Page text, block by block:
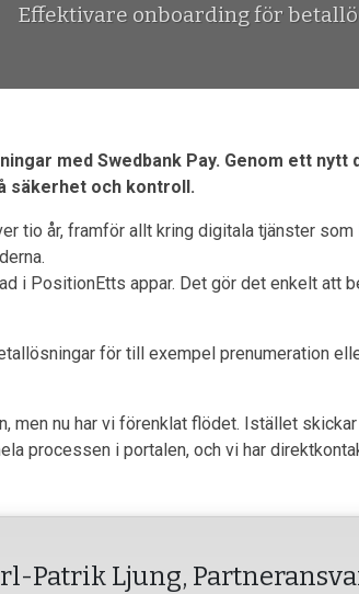
Effektivare onboarding för
med Swedbank Pay. Genom ett
säkerhet och kontroll.
tio år, framför allt kring digitala tjänster som
i PositionEtts appar. Det gör det enkelt att
för till exempel prenumeration
men nu har vi förenklat flödet. Istället
processen i portalen, och vi har
Patrik Ljung,